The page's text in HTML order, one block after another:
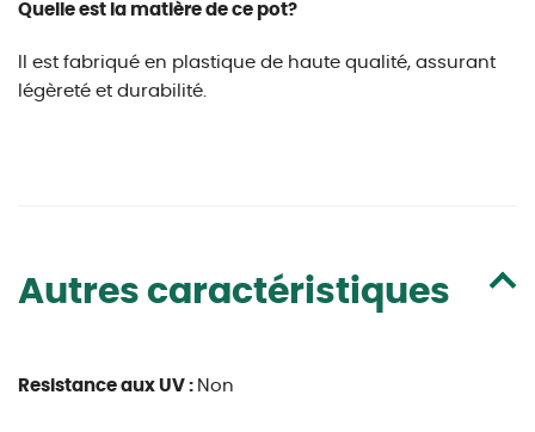
Quelle est la matière de ce pot?
Il est fabriqué en plastique de haute qualité, assurant
légèreté et durabilité.
Autres caractéristiques
Resistance aux UV : Non